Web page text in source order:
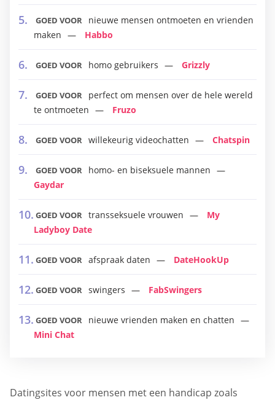
GOED VOOR
nieuwe mensen ontmoeten en vrienden
maken
Habbo
GOED VOOR homo gebruikers Grizzly
GOED VOOR
perfect om mensen over de hele wereld
te ontmoeten
Fruzo
GOED VOOR willekeurig videochatten Chatspin
GOED VOOR
homo- en biseksuele mannen
Gaydar
GOED VOOR transseksuele vrouwen
My
Ladyboy Date
GOED VOOR afspraak daten DateHookUp
GOED VOOR swingers FabSwingers
GOED VOOR
nieuwe vrienden maken en chatten
Mini Chat
Datingsites voor mensen met een handicap zoals